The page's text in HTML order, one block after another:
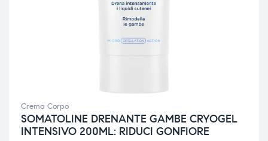
Crema Corpo
SOMATOLINE DRENANTE GAMBE CRYOGEL
INTENSIVO 200ML: RIDUCI GONFIORE